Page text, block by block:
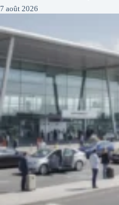
7 août 2026